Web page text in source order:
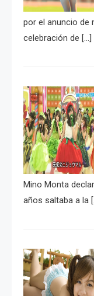
por el anuncio de
celebración de […]
Mino Monta
años saltaba a la